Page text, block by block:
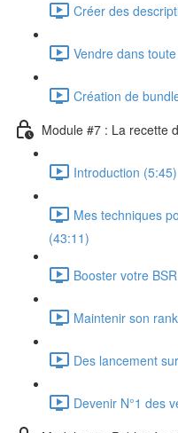
Créer des
Vendre dans
Création de
Module #7 : La recette
Introduction (5:45)
Mes techniques
(43:11)
Booster votre
Maintenir son
Des lancement
Devenir N°1 des